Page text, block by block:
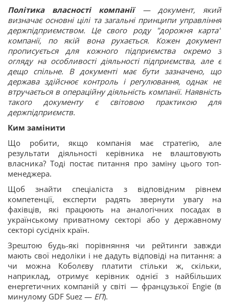
Політика власності компанії
— документ, який
визначає основні цілі та загальні принципи управління
держпідприємством. Це свого роду "дорожня карта"
компанії, по якій вона рухається. Кожен документ
прописується для кожного підприємства окремо з
огляду на особливості діяльності підприємства, але є
дещо спільне. В документі має бути зазначено, що
держава здійснює контроль і регулювання, однак не
втручається в операційну діяльність компанії. Наявність
такого документу є світовою практикою для
держпідприємств.
Ким замінити
Що робити, якщо компанія має стратегію, але
результати діяльності керівника не влаштовують
власника? Тоді постає питання про заміну цього топ-
менеджера.
Щоб знайти спеціаліста з відповідним рівнем
компетенції, експерти радять звернути увагу на
фахівців, які працюють на аналогічних посадах в
українському приватному секторі або у державному
секторі сусідніх країн.
Зрештою будь-які порівняння чи рейтинги завжди
мають свої недоліки і не дадуть відповіді на питання: а
чи можна Коболєву платити стільки ж, скільки,
наприклад, отримує керівник однієї з найбільших
енергетичних компаній у світі — французької Engie (в
минулому GDF Suez — ЕП).